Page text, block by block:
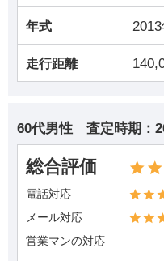
年式
走行距離
60代男性 査定時期：
総合評価
電話対応
メール対応
営業マンの対応